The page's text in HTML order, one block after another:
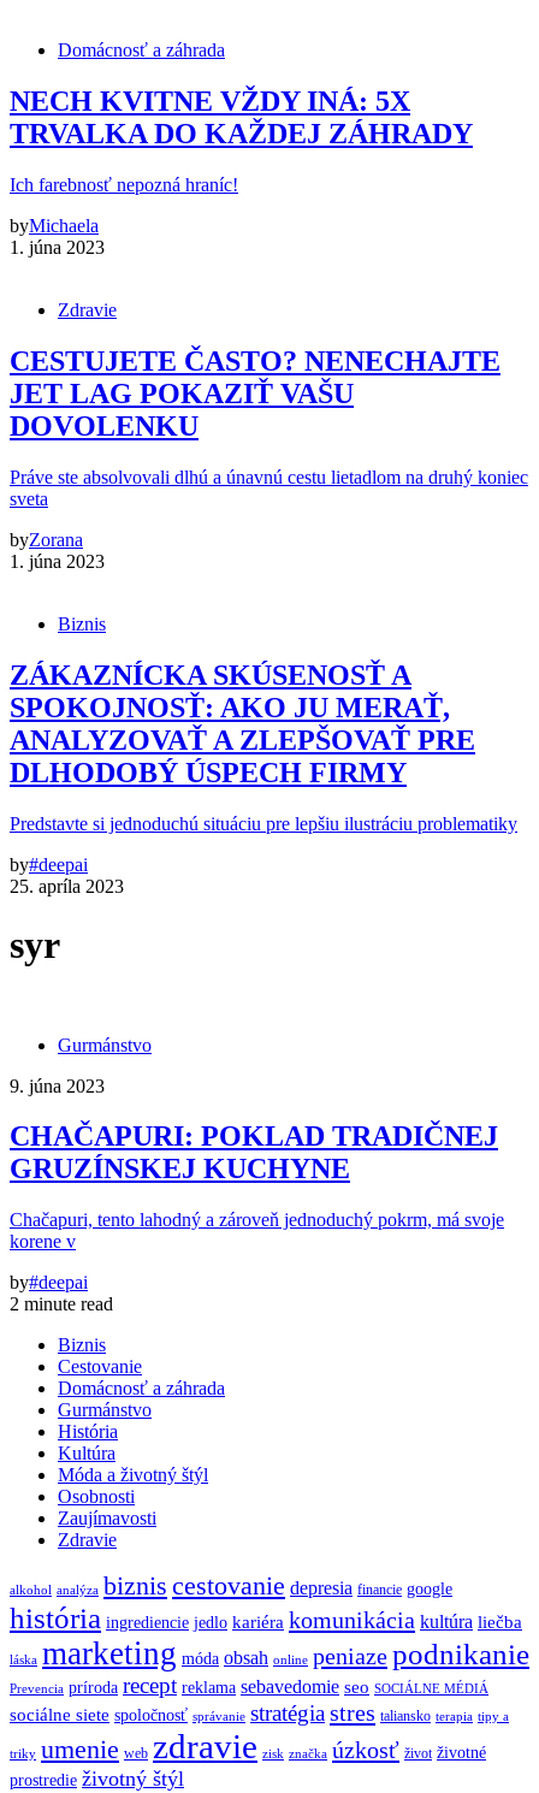
Domácnosť a záhrada
NECH KVITNE VŽDY INÁ: 5X
TRVALKA DO KAŽDEJ ZÁHRADY
Ich farebnosť nepozná hraníc!
byMichaela
1. júna 2023
Zdravie
CESTUJETE ČASTO? NENECHAJTE
JET LAG POKAZIŤ VAŠU
DOVOLENKU
Práve ste absolvovali dlhú a únavnú cestu lietadlom na druhý koniec
sveta
byZorana
1. júna 2023
Biznis
ZÁKAZNÍCKA SKÚSENOSŤ A
SPOKOJNOSŤ: AKO JU MERAŤ,
ANALYZOVAŤ A ZLEPŠOVAŤ PRE
DLHODOBÝ ÚSPECH FIRMY
Predstavte si jednoduchú situáciu pre lepšiu ilustráciu problematiky
by#deepai
25. apríla 2023
syr
Gurmánstvo
9. júna 2023
CHAČAPURI: POKLAD TRADIČNEJ
GRUZÍNSKEJ KUCHYNE
Chačapuri, tento lahodný a zároveň jednoduchý pokrm, má svoje
korene v
by#deepai
2 minute read
Biznis
Cestovanie
Domácnosť a záhrada
Gurmánstvo
História
Kultúra
Móda a životný štýl
Osobnosti
Zaujímavosti
Zdravie
alkohol analýza biznis cestovanie depresia financie google
história ingrediencie jedlo kariéra komunikácia kultúra liečba
láska marketing móda obsah online peniazepodnikanie
Prevencia príroda recept reklama sebavedomie seo SOCIÁLNE MÉDIÁ
sociálne siete spoločnosť správanie stratégiastres taliansko terapia tipy a
triky umenie web zdravie zisk značka úzkosť život životné
prostredie životný štýl